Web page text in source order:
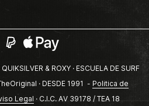
& ROXY · ESCUELA DE SURF
· DESDE 1991 - Politica de
Legal · C.I.C. AV 39178 / TEA 18